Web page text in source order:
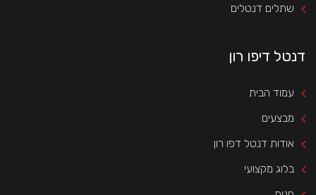
שתלים דנטלים
דנטל דיפו רון
עמוד הבית
מבצעים
אודות דנטל דפו רון
בלוג מקצועי